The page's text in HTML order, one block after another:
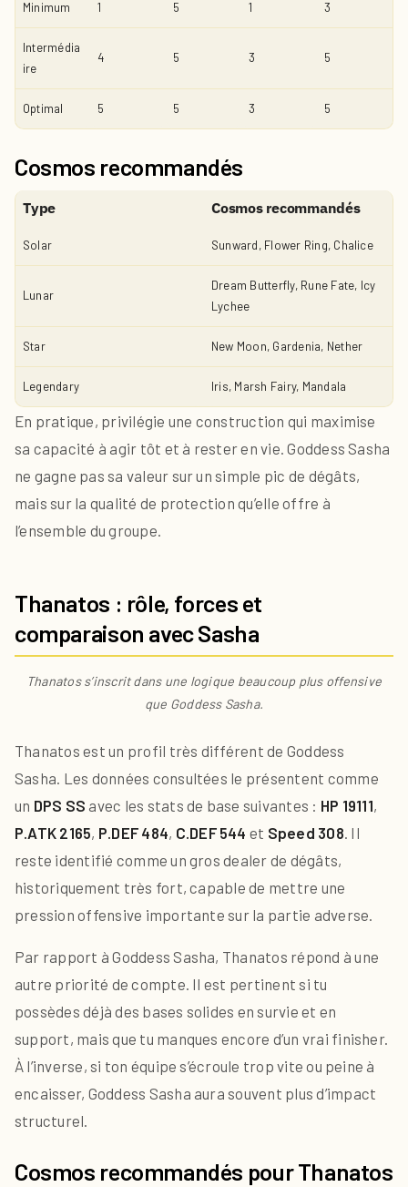
Minimum 1 5 1 3
Intermédia
ire
4 5 3 5
Optimal 5 5 3 5
Cosmos recommandés
Type Cosmos recommandés
Solar Sunward, Flower Ring, Chalice
Lunar
Dream Butterfly, Rune Fate, Icy
Lychee
Star New Moon, Gardenia, Nether
Legendary Iris, Marsh Fairy, Mandala
En pratique, privilégie une construction qui maximise
sa capacité à agir tôt et à rester en vie. Goddess Sasha
ne gagne pas sa valeur sur un simple pic de dégâts,
mais sur la qualité de protection qu’elle offre à
l’ensemble du groupe.
Thanatos : rôle, forces et
comparaison avec Sasha
Thanatos s’inscrit dans une logique beaucoup plus offensive
que Goddess Sasha.
Thanatos est un profil très différent de Goddess
Sasha. Les données consultées le présentent comme
un DPS SS avec les stats de base suivantes : HP 19111,
P.ATK 2165, P.DEF 484, C.DEF 544 et Speed 308. Il
reste identifié comme un gros dealer de dégâts,
historiquement très fort, capable de mettre une
pression offensive importante sur la partie adverse.
Par rapport à Goddess Sasha, Thanatos répond à une
autre priorité de compte. Il est pertinent si tu
possèdes déjà des bases solides en survie et en
support, mais que tu manques encore d’un vrai finisher.
À l’inverse, si ton équipe s’écroule trop vite ou peine à
encaisser, Goddess Sasha aura souvent plus d’impact
structurel.
Cosmos recommandés pour Thanatos